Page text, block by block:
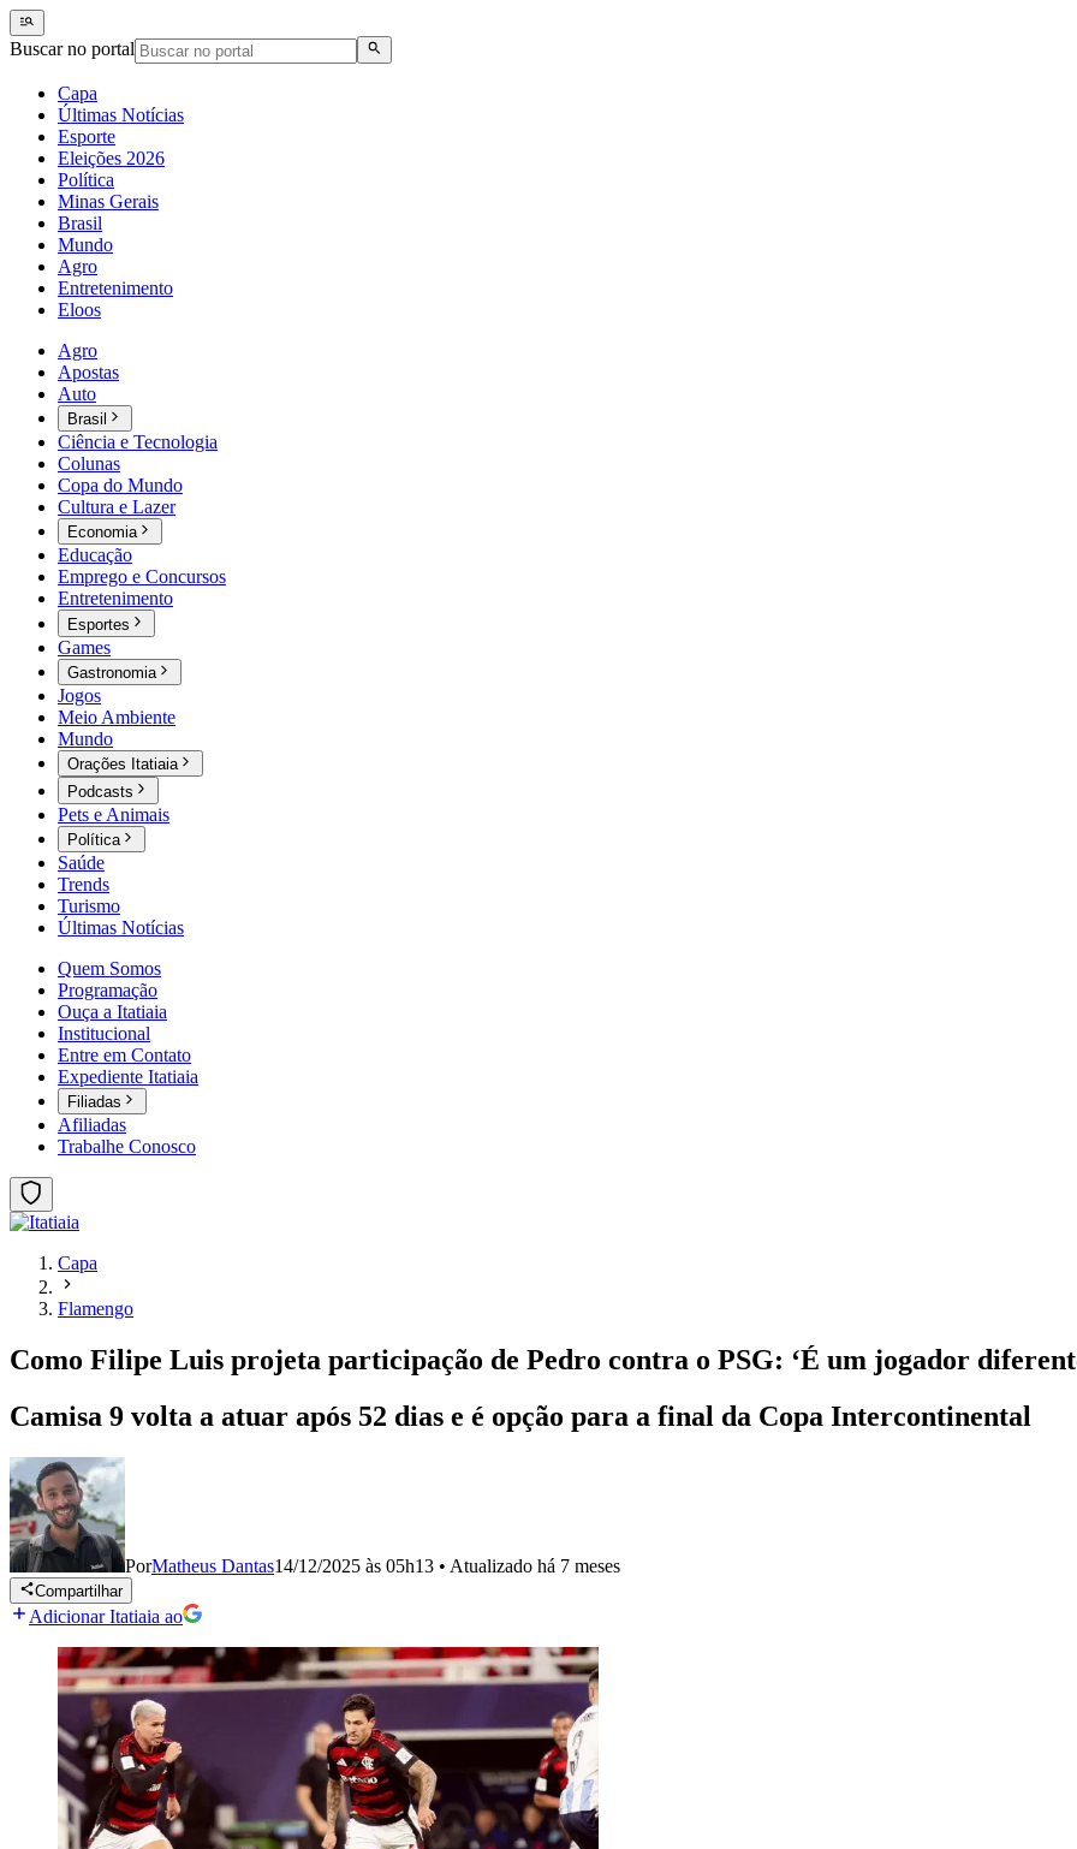
Buscar no portal
Capa
Últimas Notícias
Esporte
Eleições 2026
Política
Minas Gerais
Brasil
Mundo
Agro
Entretenimento
Eloos
Agro
Apostas
Auto
Brasil
Ciência e Tecnologia
Colunas
Copa do Mundo
Cultura e Lazer
Economia
Educação
Emprego e Concursos
Entretenimento
Esportes
Games
Gastronomia
Jogos
Meio Ambiente
Mundo
Orações Itatiaia
Podcasts
Pets e Animais
Política
Saúde
Trends
Turismo
Últimas Notícias
Quem Somos
Programação
Ouça a Itatiaia
Institucional
Entre em Contato
Expediente Itatiaia
Filiadas
Afiliadas
Trabalhe Conosco
Capa
Flamengo
Como Filipe Luis projeta participação de Pedro contra o PSG: ‘É um jogador
Camisa 9 volta a atuar após 52 dias e é opção para a final da Copa Intercontinental
PorMatheus Dantas14/12/2025 às 05h13 • Atualizado há 7 meses
Compartilhar
Adicionar Itatiaia ao